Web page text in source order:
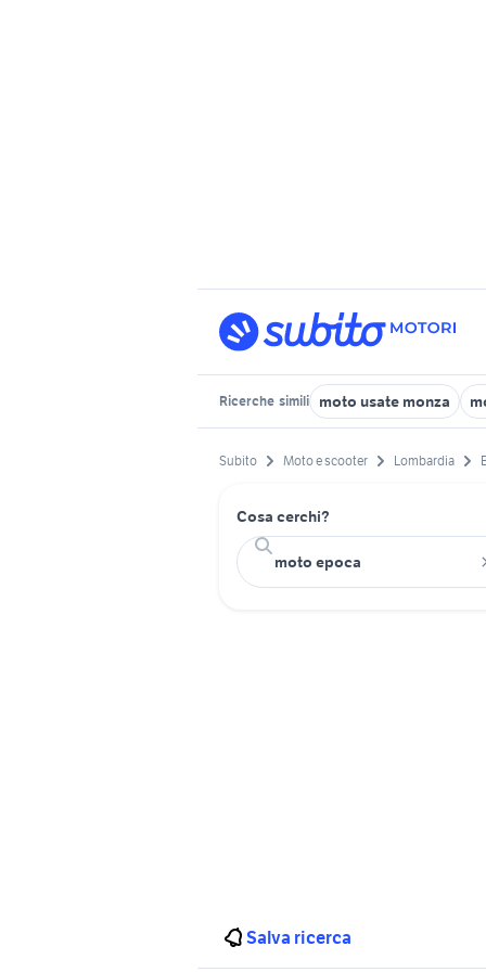
Ricerche simili moto usate monza
Subito Moto e scooter Lombardia
Cosa cerchi?
Salva ricerca